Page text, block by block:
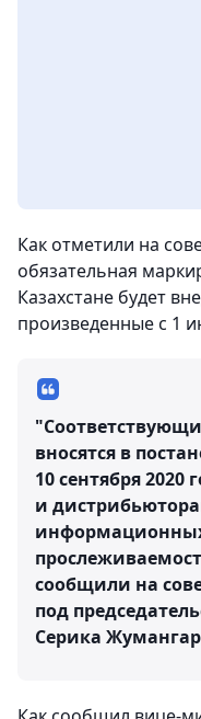
Как отметили на
обязательная
Казахстане будет
произведенные с 1
вносятся в
10 сентября 2020
и
сообщили на
под
Серика